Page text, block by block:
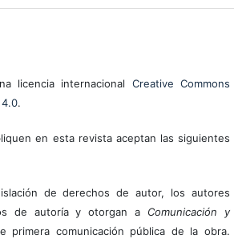
licencia internacional Creative Commons
.
en esta revista aceptan las siguientes
de derechos de autor, los autores
de autoría y otorgan a Comunicación y
comunicación pública de la obra.